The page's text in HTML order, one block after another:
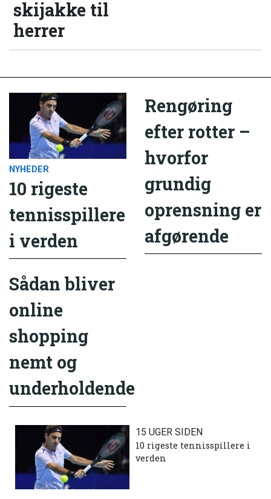
skijakke til
herrer
NYHEDER
10 rigeste
tennisspillere
i verden
Rengøring
efter rotter –
hvorfor
grundig
oprensning er
afgørende
Sådan bliver
online
shopping
nemt og
underholdende
15 UGER SIDEN
10 rigeste tennisspillere i
verden